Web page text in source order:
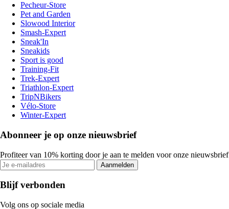
Pecheur-Store
Pet and Garden
Slowood Interior
Smash-Expert
Sneak'In
Sneakids
Sport is good
Training-Fit
Trek-Expert
Triathlon-Expert
TripNBikers
Vélo-Store
Winter-Expert
Abonneer je op onze nieuwsbrief
Profiteer van 10% korting door je aan te melden voor onze nieuwsbrief
Aanmelden
Blijf verbonden
Volg ons op sociale media